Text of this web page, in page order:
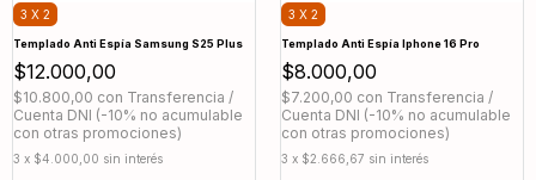
3 X 2
Templado Anti Espía Samsung S25 Plus
$12.000,00
$10.800,00 con Transferencia /
Cuenta DNI (-10% no acumulable
con otras promociones)
3 x $4.000,00 sin interés
3 X 2
Templado Anti Espía Iphone 16 Pro
$8.000,00
$7.200,00 con Transferencia /
Cuenta DNI (-10% no acumulable
con otras promociones)
3 x $2.666,67 sin interés